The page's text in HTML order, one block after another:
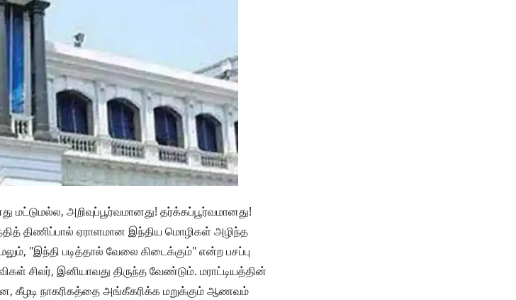
அறிவுப்பூர்வமானது! தர்க்கப்பூர்வமானது!
திணிப்பால் ஏராளமான இந்திய மொழிகள் அழிந்த
"இந்தி படித்தால் வேலை கிடைக்கும்" என்ற பசப்பு
சிலர், இனியாவது திருந்த வேண்டும். மராட்டியத்தின்
கீழடி நாகரிகத்தை அங்கீகரிக்க மறுக்கும் ஆணவம்